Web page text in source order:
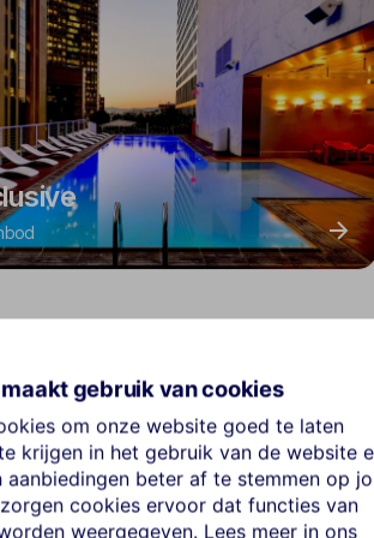
gebruik van cookies
om onze website goed te laten
krijgen in het gebruik van de website
aanbiedingen beter af te stemmen op
cookies ervoor dat functies van
weergegeven. Lees meer in ons